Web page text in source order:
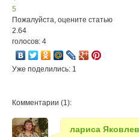
5
Пожалуйста, оцените статью
2.64
голосов: 4
Уже поделились: 1
Комментарии (1):
лариса